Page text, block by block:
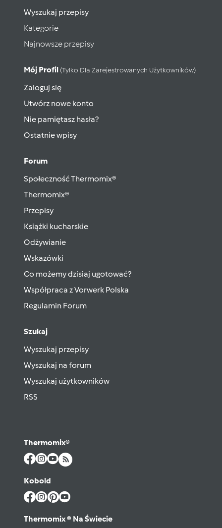
Wyszukaj przepisy
Kategorie
Najnowsze przepisy
Mój Profil (tylko Dla Zarejestrowanych Użytkowników)
Zaloguj się
Utwórz nowe konto
Nie pamiętasz hasła?
Ostatnie wpisy
Forum
Społeczność Thermomix®
Thermomix®
Przepisy
Książki kucharskie
Odżywianie
Wskazówki
Co możemy dzisiaj ugotować?
Współpraca z Vorwerk Polska
Regulamin Forum
Szukaj
Wyszukaj przepisy
Wyszukaj na forum
Wyszukaj użytkowników
RSS
Thermomix®
Kobold
Thermomix ® Na Świecie